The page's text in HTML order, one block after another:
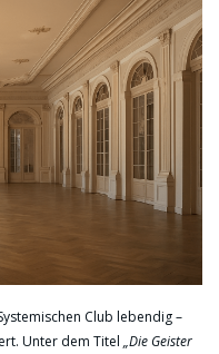
Club lebendig –
Unter dem Titel „Die Geister